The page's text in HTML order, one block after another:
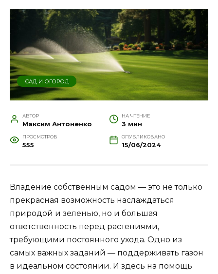
САД И ОГОРОД
АВТОР
Максим Антоненко
НА ЧТЕНИЕ
3 мин
ПРОСМОТРОВ
555
ОПУБЛИКОВАНО
15/06/2024
Владение собственным садом — это не только
прекрасная возможность наслаждаться
природой и зеленью, но и большая
ответственность перед растениями,
требующими постоянного ухода. Одно из
самых важных заданий — поддерживать газон
в идеальном состоянии. И здесь на помощь